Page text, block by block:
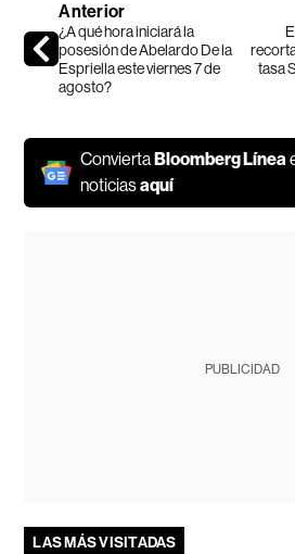
Anterior
¿A qué hora iniciará la
posesión de Abelardo De la
Espriella este viernes 7 de
agosto?
tasa
ConviertaBloomberg Línea
noticiasaquí
PUBLICIDAD
LAS MÁS VISITADAS